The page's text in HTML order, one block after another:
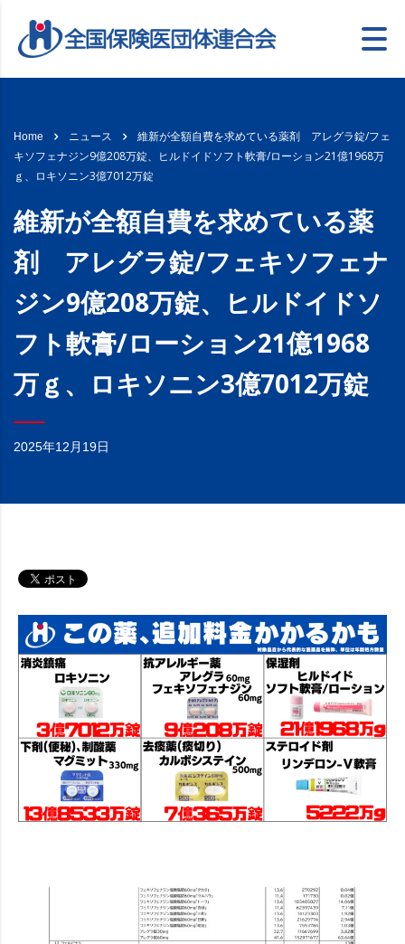
Home ニュース
維新が全額自費を求めている薬剤 アレグラ錠/フェ
キソフェナジン9億208万錠、ヒルドイドソフト軟膏/ローション21億1968万
ｇ、ロキソニン3億7012万錠
維新が全額自費を求めている薬
剤 アレグラ錠/フェキソフェナ
ジン9億208万錠、ヒルドイドソ
フト軟膏/ローション21億1968
万ｇ、ロキソニン3億7012万錠
2025年12月19日